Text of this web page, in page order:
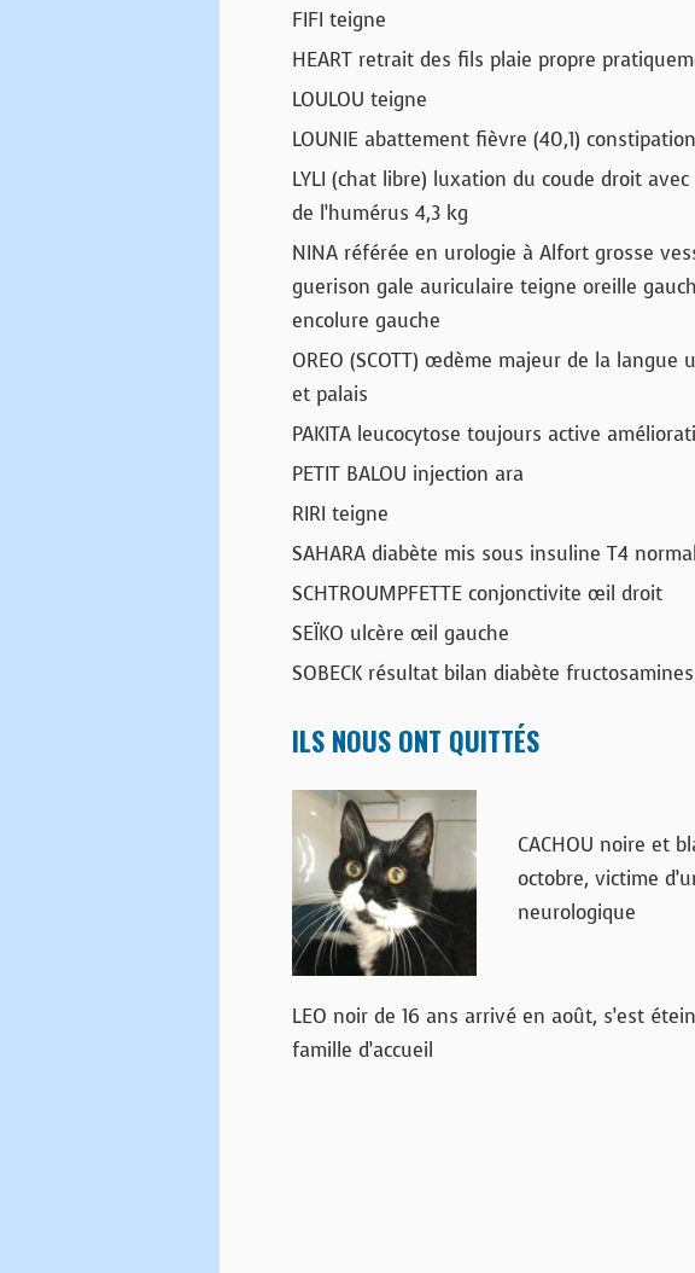
FIFI teigne
HEART retrait des fils plaie propre
LOULOU teigne
LOUNIE abattement fièvre (40,1) constipation
LYLI (chat libre) luxation du coude droit
de l’humérus 4,3 kg
NINA référée en urologie à Alfort grosse
guerison gale auriculaire teigne oreille
encolure gauche
OREO (SCOTT) œdème majeur de la langue
et palais
PAKITA leucocytose toujours active
PETIT BALOU injection ara
RIRI teigne
SAHARA diabète mis sous insuline T4
SCHTROUMPFETTE conjonctivite œil droit
SEÏKO ulcère œil gauche
SOBECK résultat bilan diabète
ILS NOUS ONT QUITTÉS
CACHOU noire et
octobre, victime
neurologique
LEO noir de 16 ans arrivé en août, s’est
famille d’accueil